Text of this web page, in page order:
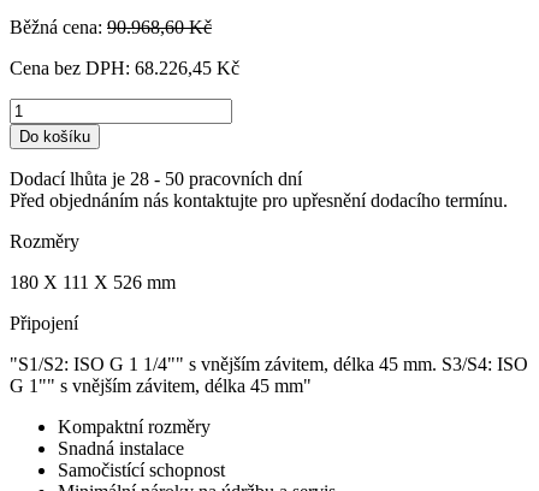
Běžná cena: 90.968,60 Kč
Cena bez DPH: 68.226,45 Kč
Do košíku
Dodací lhůta je 28 - 50 pracovních dní
Před objednáním nás kontaktujte pro upřesnění dodacího termínu.
Rozměry
180 X 111 X 526 mm
Připojení
"S1/S2: ISO G 1 1/4"" s vnějším závitem, délka 45 mm. S3/S4: ISO
G 1"" s vnějším závitem, délka 45 mm"
Kompaktní rozměry
Snadná instalace
Samočistící schopnost